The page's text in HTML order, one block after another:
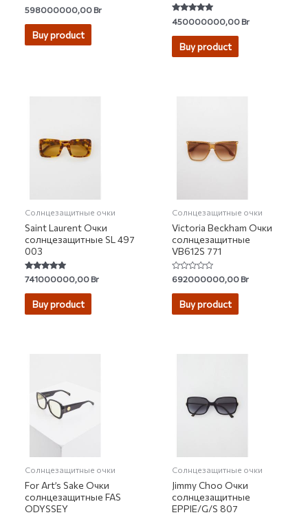
Rated
5.00
out of 5
598000000,00Br
Buy product
Rated
4.72
out of 5
450000000,00Br
Buy product
Солнцезащитные очки
Saint Laurent Очки
солнцезащитные SL 497
003
Rated
5.00
out of 5
741000000,00Br
Buy product
Солнцезащитные очки
Victoria Beckham Очки
солнцезащитные
VB612S 771
Rated
0
out
692000000,00Br
Buy product
Солнцезащитные очки
For Art’s Sake Очки
солнцезащитные FAS
ODYSSEY
Солнцезащитные очки
Jimmy Choo Очки
солнцезащитные
EPPIE/G/S 807